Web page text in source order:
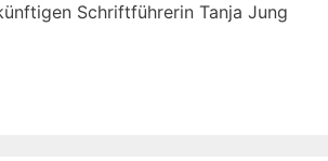
Schriftführerin Tanja Jung